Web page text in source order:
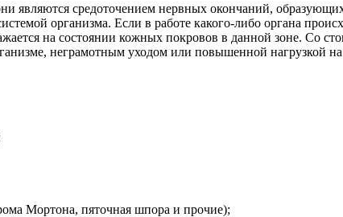
являются средоточением нервных окончаний,
организма. Если в работе какого-либо органа
на состоянии кожных покровов в данной зоне. Со
неграмотным уходом или повышенной нагрузкой
Мортона, пяточная шпора и прочие);